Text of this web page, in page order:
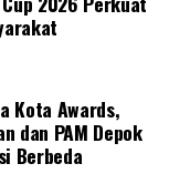
Kota Awards,
dan PAM Depok
Berbeda